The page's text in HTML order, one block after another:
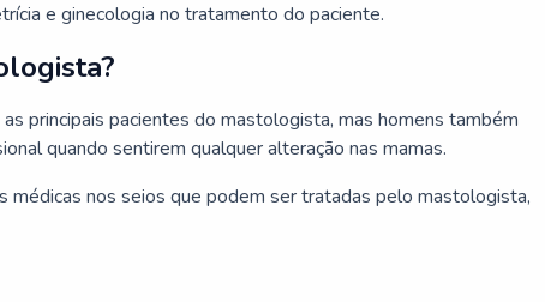
e ginecologia no tratamento do paciente.
principais pacientes do mastologista, mas homens também
quando sentirem qualquer alteração nas mamas.
médicas nos seios que podem ser tratadas pelo mastologista,